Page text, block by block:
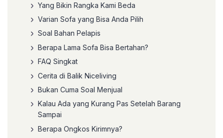
Yang Bikin Rangka Kami Beda
Varian Sofa yang Bisa Anda Pilih
Soal Bahan Pelapis
Berapa Lama Sofa Bisa Bertahan?
FAQ Singkat
Cerita di Balik Niceliving
Bukan Cuma Soal Menjual
Kalau Ada yang Kurang Pas Setelah Barang
Sampai
Berapa Ongkos Kirimnya?